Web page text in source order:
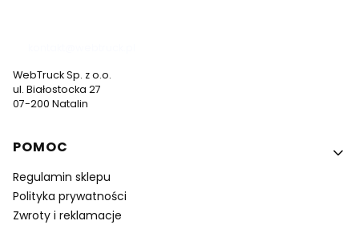
WebTruck Sp. z o.o.
ul. Białostocka 27
07-200 Natalin
Linki w stopce
POMOC
Regulamin sklepu
Polityka prywatności
Zwroty i reklamacje